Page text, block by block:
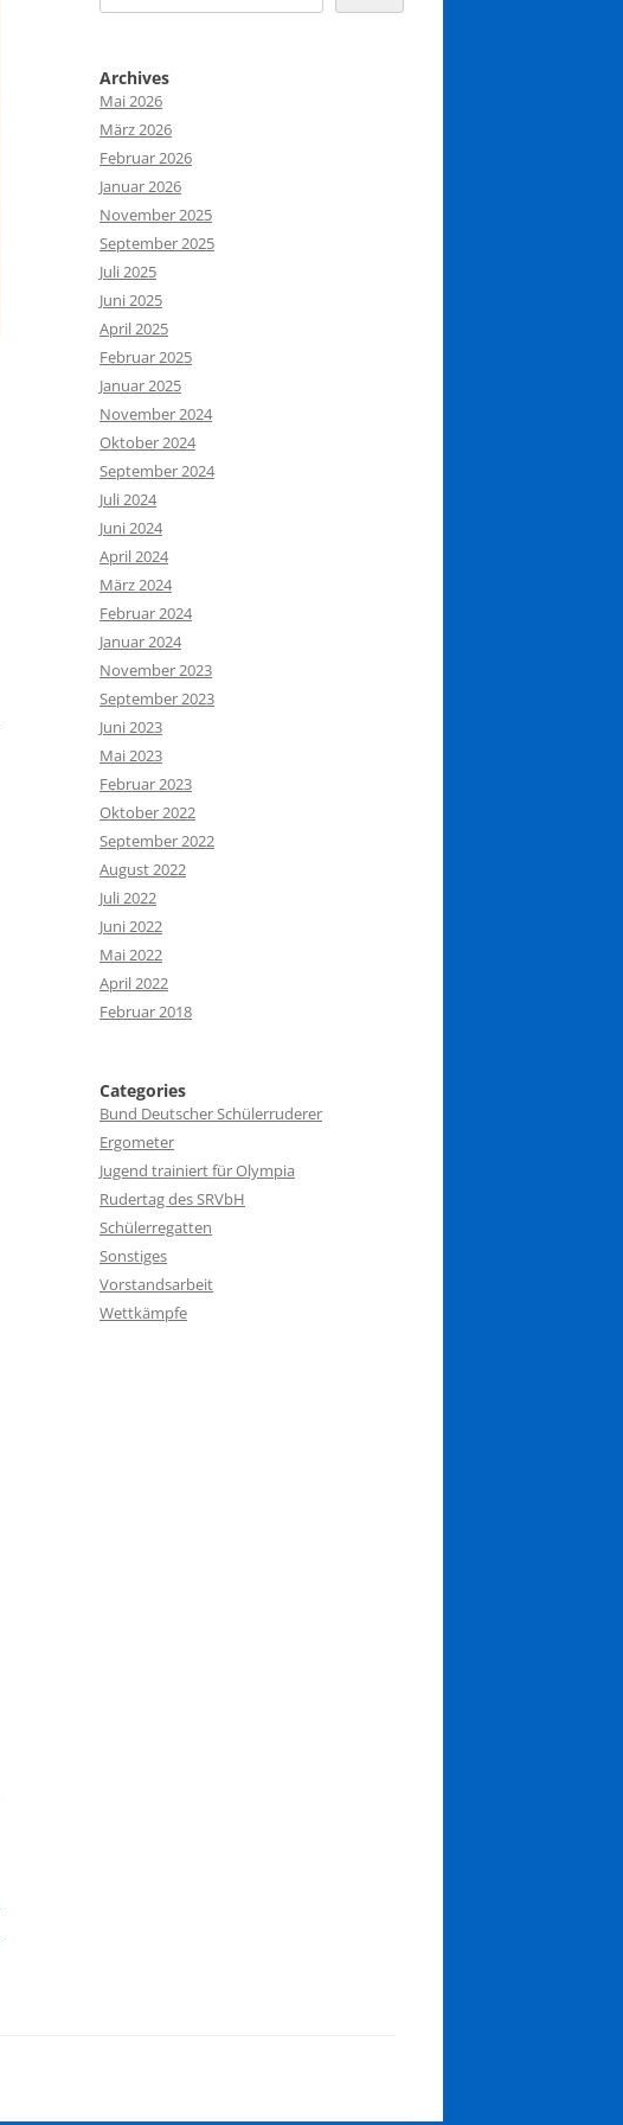
Archives
Mai 2026
März 2026
Februar 2026
Januar 2026
November 2025
September 2025
Juli 2025
Juni 2025
April 2025
Februar 2025
Januar 2025
November 2024
Oktober 2024
September 2024
Juli 2024
Juni 2024
April 2024
März 2024
Februar 2024
Januar 2024
November 2023
September 2023
Juni 2023
Mai 2023
Februar 2023
Oktober 2022
September 2022
August 2022
Juli 2022
Juni 2022
Mai 2022
April 2022
Februar 2018
Categories
Bund Deutscher Schülerruderer
Ergometer
Jugend trainiert für Olympia
Rudertag des SRVbH
Schülerregatten
Sonstiges
Vorstandsarbeit
Wettkämpfe